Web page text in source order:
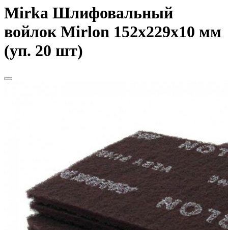
Mirka Шлифовальный
войлок Mirlon 152x229x10 мм
(уп. 20 шт)